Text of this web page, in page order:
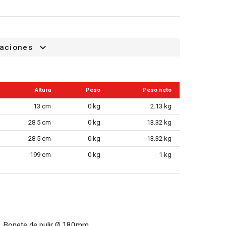
Altura Peso Peso neto
13 cm 0 kg 2.13 kg
28.5 cm 0 kg 13.32 kg
28.5 cm 0 kg 13.32 kg
199 cm 0 kg 1 kg